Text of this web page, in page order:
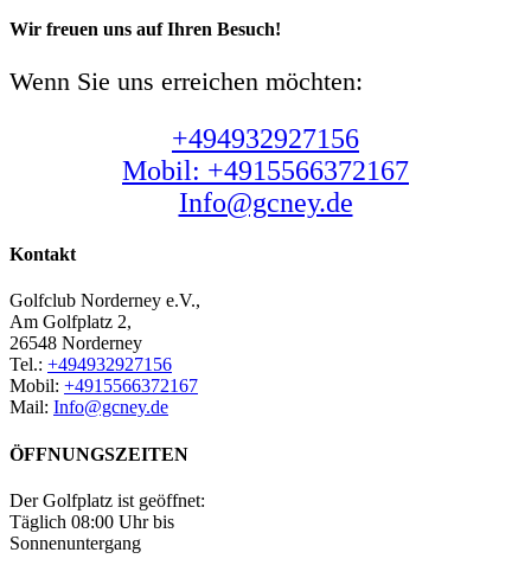
Wir freuen uns auf Ihren Besuch!
Wenn Sie uns erreichen möchten:
+494932927156
Mobil: +4915566372167
Info@gcney.de
Kontakt
Golfclub Norderney e.V.,
Am Golfplatz 2,
26548 Norderney
Tel.: +494932927156
Mobil: +4915566372167
Mail: Info@gcney.de
ÖFFNUNGSZEITEN
Der Golfplatz ist geöffnet:
Täglich 08:00 Uhr bis
Sonnenuntergang